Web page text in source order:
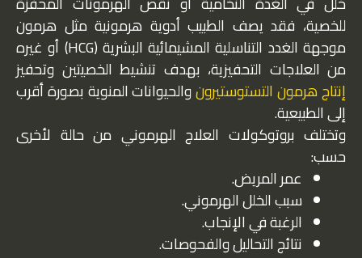
للخصية، فقد يصف الطبيب أدوية هرمونية مثل هرمون
موجهة الغدد التناسلية المشيمائية البشرية (HCG) أو غيره
من العلاجات التحفيزية، بهدف تنشيط الخصيتين وتحفيز
إنتاج هرمون التستوستيرونوالحيوانات المنوية بصورة أقرب
إلى الطبيعية.
وتختلف بروتوكولات العلاج الهرموني من حالة لأخرى
حسب:
عمر المريض.
سبب الخلل الهرموني.
الرغبة في الإنجاب.
نتائج التحاليل والفحوصات.